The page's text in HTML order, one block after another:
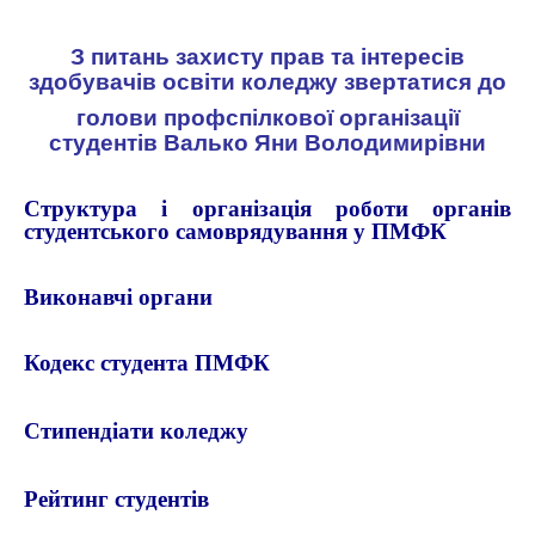
З питань захисту прав та інтересів
здобувачів освіти коледжу звертатися до
голови профспілкової організації
студентів Валько Яни Володимирівни
Структура і організація роботи органів
студентського самоврядування у ПМФК
Виконавчі органи
Кодекс студента ПМФК
Стипендіати коледжу
Рейтинг студентів